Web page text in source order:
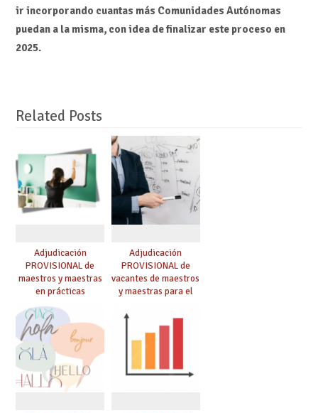
ir incorporando cuantas más Comunidades Autónomas
puedan a la misma, con idea de finalizar este proceso en
2025.
Related Posts
Adjudicación
PROVISIONAL de
maestros y maestras
en prácticas
Adjudicación
PROVISIONAL de
vacantes de maestros
y maestras para el